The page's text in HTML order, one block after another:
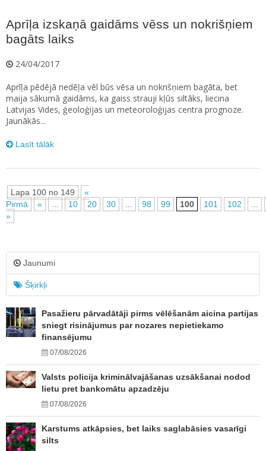
Aprīļa izskaņā gaidāms vēss un nokrišņiem
bagāts laiks
24/04/2017
Aprīļa pēdējā nedēļa vēl būs vēsa un nokrišņiem bagāta, bet
maija sākumā gaidāms, ka gaiss strauji kļūs siltāks, liecina
Latvijas Vides, ģeoloģijas un meteoroloģijas centra prognoze.
Jaunākās...
Lasīt tālāk
Lapa 100 no 149
«
Pirmā
« 10 20 30 98 99 100 101 102
»
Jaunumi
Šķirkļi
Pasažieru pārvadātāji pirms vēlēšanām aicina partijas
sniegt risinājumus par nozares nepietiekamo
finansējumu
07/08/2026
Valsts policija kriminālvajāšanas uzsākšanai nodod
lietu pret bankomātu apzadzēju
07/08/2026
Karstums atkāpsies, bet laiks saglabāsies vasarīgi
silts